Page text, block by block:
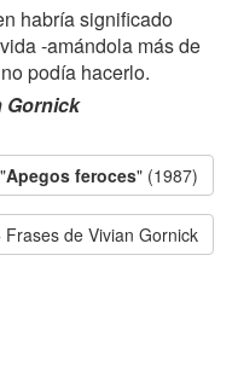
habría significado
-amándola más de
podía hacerlo.
Gornick
Apegos feroces" (1987)
Frases de Vivian Gornick